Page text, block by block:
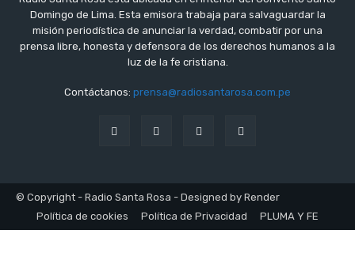
Domingo de Lima. Esta emisora trabaja para salvaguardar la
misión periodística de anunciar la verdad, combatir por una
prensa libre, honesta y defensora de los derechos humanos a la
luz de la fe cristiana.
Contáctanos: prensa@radiosantarosa.com.pe
© Copyright - Radio Santa Rosa - Designed by Render
Política de cookies
Política de Privacidad PLUMA Y FE